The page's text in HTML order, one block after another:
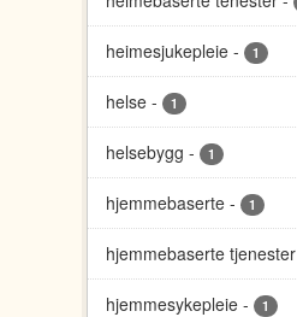
heimesjukepleie - 1
helse - 1
helsebygg - 1
hjemmebaserte - 1
hjemmebaserte tjenester
hjemmesykepleie - 1